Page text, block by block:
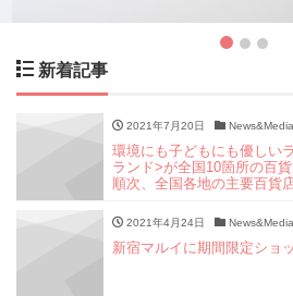
新着記事
2021年7月20日 News&Media
環境にも子どもにも優しい
ランド>が全国10箇所の百
順次、全国各地の主要百貨
2021年4月24日 News&Media
新宿マルイに期間限定ショ